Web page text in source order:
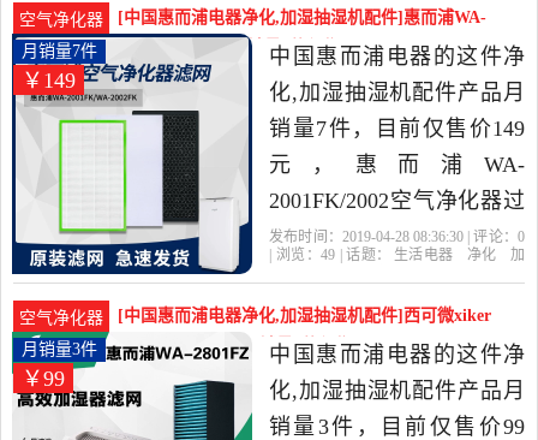
电器精选生活电器当中性
价比很高的净化,加湿抽湿
机配件，由江苏 苏州发
货。
空气净化器
[中国惠而浦电器净化,加湿抽湿机配件]惠而浦WA-
2001FK/2002空月销量7件仅售149元
￥149
月销量7件
中国惠而浦电器的这件净
化,加湿抽湿机配件产品月
销量7件，目前仅售价149
元，惠而浦WA-
2001FK/2002空气净化器过
滤网pm2.5甲醛HEPA过滤
浦电器精选生活电器当中
性价比很高的净化,加湿抽
湿机配件，由江苏 苏州发
货。
发布时间：2019-04-28 08:36:30 | 评论： 0
| 浏览：49 | 话题： 生活电器 净化
加
空气净化器
[中国惠而浦电器净化,加湿抽湿机配件]西可微xiker
适配惠而浦WA-2月销量3件仅售99元
￥99
月销量3件
中国惠而浦电器的这件净
化,加湿抽湿机配件产品月
销量3件，目前仅售价99